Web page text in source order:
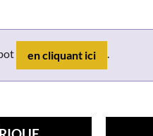
en cliquant ici .